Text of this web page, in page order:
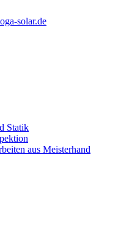
solar.de
Statik
aus Meisterhand